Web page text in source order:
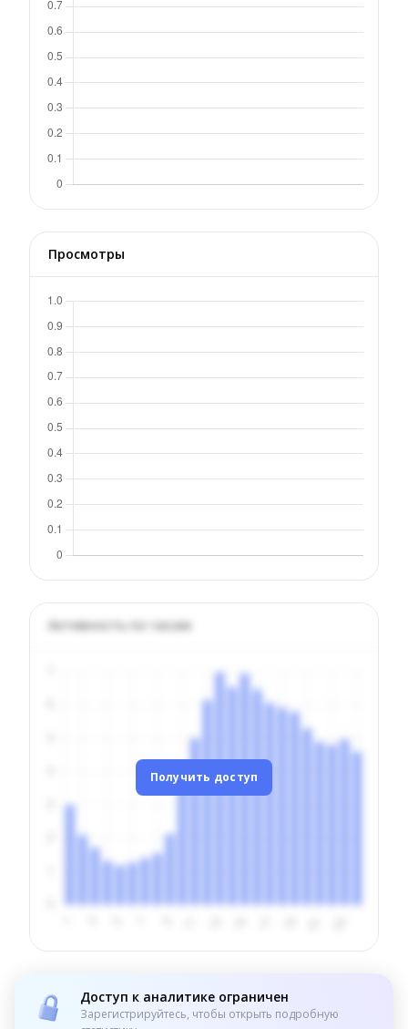
Просмотры
Активность по часам
Получить доступ
Доступ к аналитике ограничен
Зарегистрируйтесь, чтобы открыть подробную